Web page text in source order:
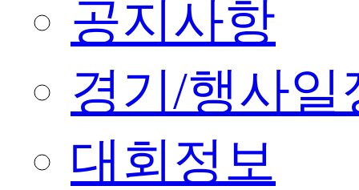
공지사항
경기/행사일
대회정보